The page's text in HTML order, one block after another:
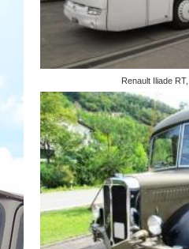
Renault Iliade